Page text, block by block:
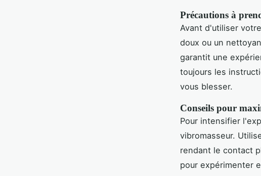
Précautions à
Avant d'utiliser
doux ou un
garantit une
toujours les
vous blesser.
Conseils pour
Pour intensifier
vibromasseur.
rendant le contact
pour expérimenter